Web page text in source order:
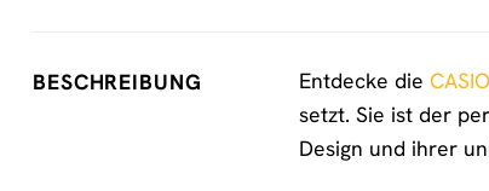
BESCHREIBUNG Entdecke die
setzt. Sie ist der
Design und ihrer